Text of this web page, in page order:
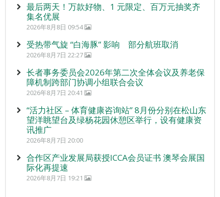
最后两天！万款好物、1 元限定、百万元抽奖齐
集名优展
2026年8月8日 09:54
受热带气旋 “白海豚” 影响 部分航班取消
2026年8月7日 22:27
长者事务委员会2026年第二次全体会议及养老保
障机制跨部门协调小组联合会议
2026年8月7日 20:41
“活力社区 – 体育健康咨询站” 8月份分别在松山东
望洋眺望台及绿杨花园休憩区举行，设有健康资
讯推广
2026年8月7日 20:00
合作区产业发展局获授ICCA会员证书 澳琴会展国
际化再提速
2026年8月7日 19:21